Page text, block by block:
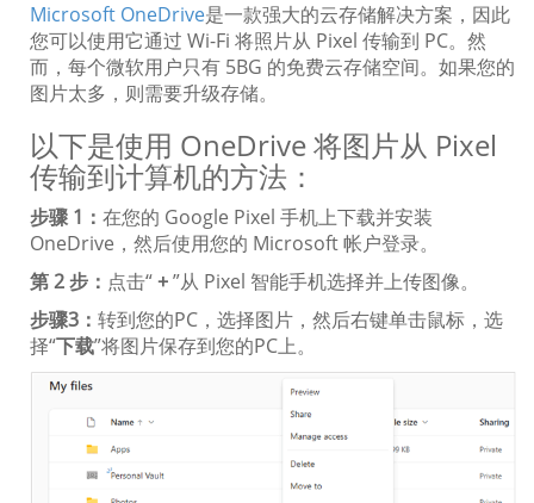
Microsoft OneDrive是一款强大的云存储解决方案，因此
您可以使用它通过 Wi-Fi 将照片从 Pixel 传输到 PC。然
而，每个微软用户只有 5BG 的免费云存储空间。如果您的
图片太多，则需要升级存储。
以下是使用 OneDrive 将图片从 Pixel
传输到计算机的方法：
步骤 1： 在您的 Google Pixel 手机上下载并安装
OneDrive，然后使用您的 Microsoft 帐户登录。
第 2 步： 点击“+”从 Pixel 智能手机选择并上传图像。
步骤3： 转到您的PC，选择图片，然后右键单击鼠标，选
择“下载”将图片保存到您的PC上。